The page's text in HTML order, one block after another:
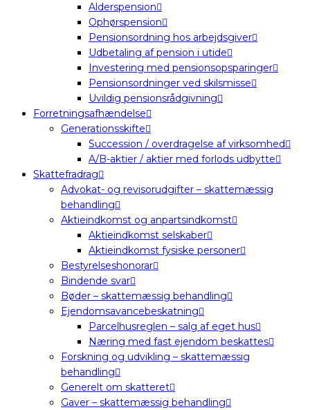
Alderspension
Ophørspension
Pensionsordning hos arbejdsgiver
Udbetaling af pension i utide
Investering med pensionsopsparinger
Pensionsordninger ved skilsmisse
Uvildig pensionsrådgivning
Forretningsafhændelse
Generationsskifte
Succession / overdragelse af virksomhed
A/B-aktier / aktier med forlods udbytte
Skattefradrag
Advokat- og revisorudgifter – skattemæssig
behandling
Aktieindkomst og anpartsindkomst
Aktieindkomst selskaber
Aktieindkomst fysiske personer
Bestyrelseshonorar
Bindende svar
Bøder – skattemæssig behandling
Ejendomsavancebeskatning
Parcelhusreglen – salg af eget hus
Næring med fast ejendom beskattes
Forskning og udvikling – skattemæssig
behandling
Generelt om skatteret
Gaver – skattemæssig behandling